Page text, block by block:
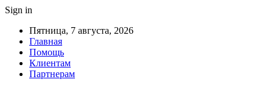
Sign in
Пятница, 7 августа, 2026
Главная
Помощь
Клиентам
Партнерам